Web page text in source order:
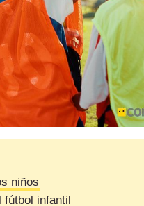
niños
infantil